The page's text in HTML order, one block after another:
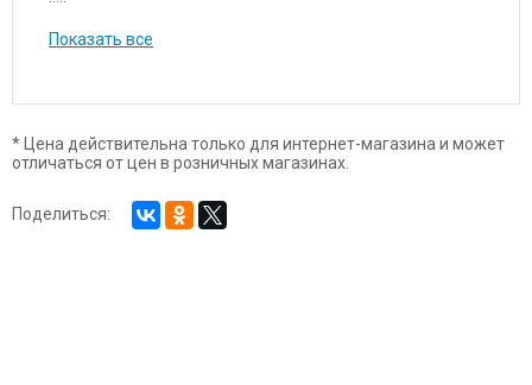
Показать все
* Цена действительна только для интернет-магазина и может
отличаться от цен в розничных магазинах.
Поделиться: